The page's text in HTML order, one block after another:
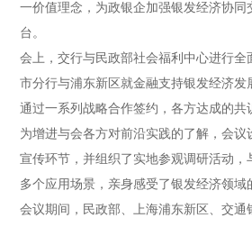
一价值理念，为政银企加强银发经济协同
台。
会上，交行与民政部社会福利中心进行全
市分行与浦东新区就金融支持银发经济发
通过一系列战略合作签约，各方达成的共
为增进与会各方对前沿实践的了解，会议
宣传环节，并组织了实地参观调研活动，
多个应用场景，亲身感受了银发经济领域
会议期间，民政部、上海浦东新区、交通